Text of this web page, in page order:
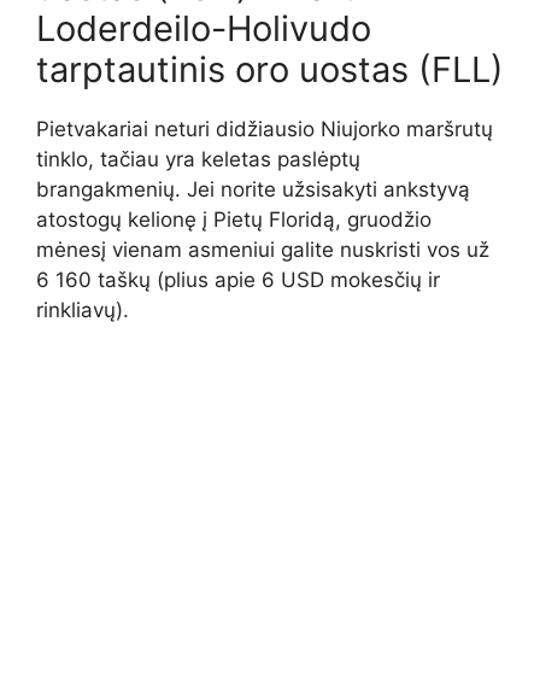
Loderdeilo-Holivudo
tarptautinis oro uostas (FLL)
Pietvakariai neturi didžiausio Niujorko maršrutų
tinklo, tačiau yra keletas paslėptų
brangakmenių. Jei norite užsisakyti ankstyvą
atostogų kelionę į Pietų Floridą, gruodžio
mėnesį vienam asmeniui galite nuskristi vos už
6 160 taškų (plius apie 6 USD mokesčių ir
rinkliavų).